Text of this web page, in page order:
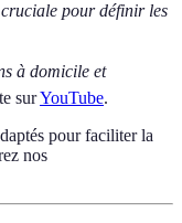
pour définir les
à domicile et
surYouTube.
pour faciliter la
nos